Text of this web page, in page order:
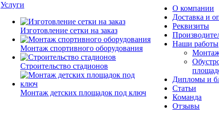
Услуги
Изготовление сетки на заказ
Монтаж спортивного оборудования
Строительство стадионов
Монтаж детских площадок под ключ
О компании
Доставка и
Реквизиты
Наши работы
Дипломы и
Статьи
Команда
Отзывы